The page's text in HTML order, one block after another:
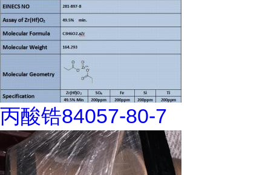
丙酸锆84057-80-7